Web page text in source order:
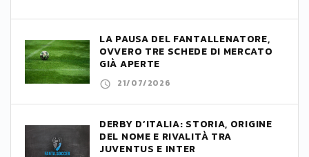
LA PAUSA DEL FANTALLENATORE,
OVVERO TRE SCHEDE DI MERCATO
GIÀ APERTE
21/07/2026
DERBY D’ITALIA: STORIA, ORIGINE
DEL NOME E RIVALITÀ TRA
JUVENTUS E INTER